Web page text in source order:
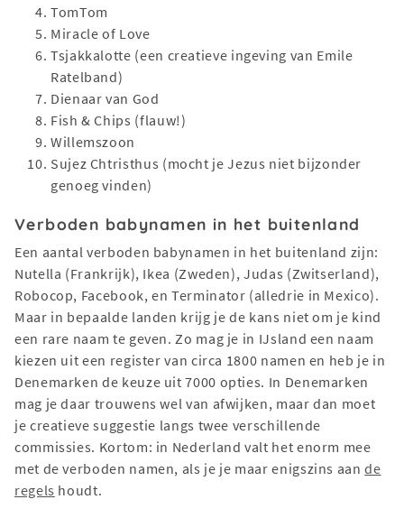
TomTom
Miracle of Love
Tsjakkalotte (een creatieve ingeving van Emile
Ratelband)
Dienaar van God
Fish & Chips (flauw!)
Willemszoon
Sujez Chtristhus (mocht je Jezus niet bijzonder
genoeg vinden)
Verboden babynamen in het buitenland
Een aantal verboden babynamen in het buitenland zijn:
Nutella (Frankrijk), Ikea (Zweden), Judas (Zwitserland),
Robocop, Facebook, en Terminator (alledrie in Mexico).
Maar in bepaalde landen krijg je de kans niet om je kind
een rare naam te geven. Zo mag je in IJsland een naam
kiezen uit een register van circa 1800 namen en heb je in
Denemarken de keuze uit 7000 opties. In Denemarken
mag je daar trouwens wel van afwijken, maar dan moet
je creatieve suggestie langs twee verschillende
commissies. Kortom: in Nederland valt het enorm mee
met de verboden namen, als je je maar enigszins aande
regels houdt.